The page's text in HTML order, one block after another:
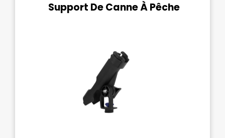
Support De Canne À Pêche